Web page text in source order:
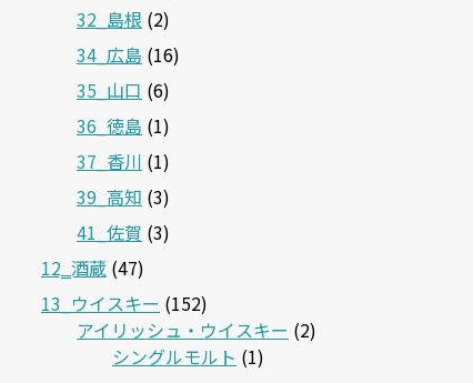
32_島根 (2)
34_広島 (16)
35_山口 (6)
36_徳島 (1)
37_香川 (1)
39_高知 (3)
41_佐賀 (3)
12‗酒蔵 (47)
13_ウイスキー (152)
アイリッシュ・ウイスキー (2)
シングルモルト (1)